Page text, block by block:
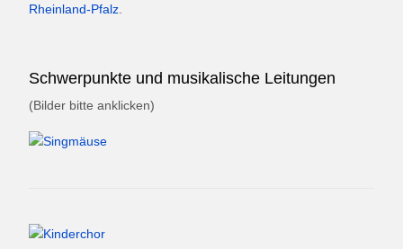
Rheinland-Pfalz
Schwerpunkte und musikalische Leitungen
(Bilder bitte anklicken)